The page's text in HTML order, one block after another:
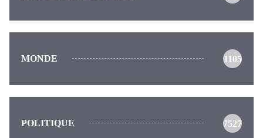
MONDE 1105
POLITIQUE 7527